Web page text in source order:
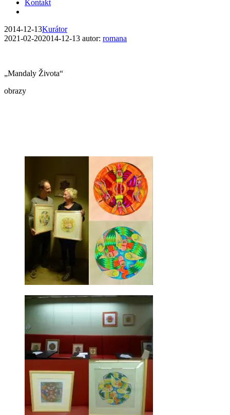
Kontakt
2014-12-13Kurátor
2021-02-202014-12-13 autor: romana
„Mandaly Života“
obrazy